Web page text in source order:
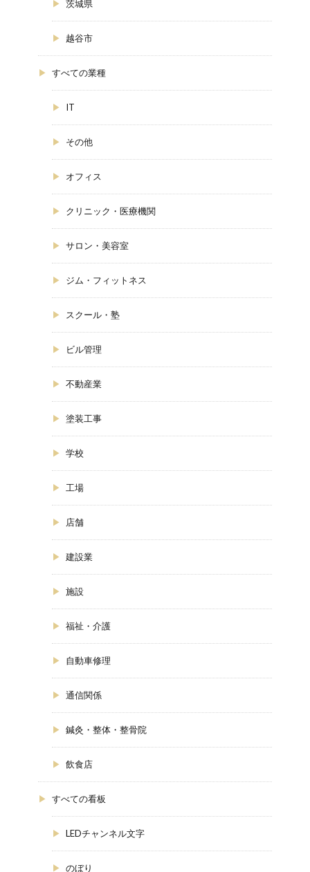
茨城県
越谷市
すべての業種
IT
その他
オフィス
クリニック・医療機関
サロン・美容室
ジム・フィットネス
スクール・塾
ビル管理
不動産業
塗装工事
学校
工場
店舗
建設業
施設
福祉・介護
自動車修理
通信関係
鍼灸・整体・整骨院
飲食店
すべての看板
LEDチャンネル文字
のぼり